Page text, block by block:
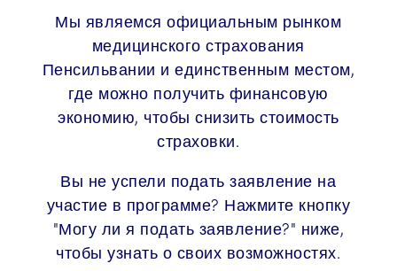
Мы являемся официальным рынком
медицинского страхования
Пенсильвании и единственным местом,
где можно получить финансовую
экономию, чтобы снизить стоимость
страховки.
Вы не успели подать заявление на
участие в программе? Нажмите кнопку
"Могу ли я подать заявление?" ниже,
чтобы узнать о своих возможностях.